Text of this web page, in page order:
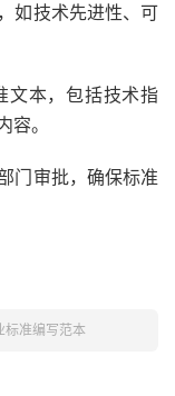
如技术先进性、可
文本，包括技术指
。
门审批，确保标准
标准编写范本